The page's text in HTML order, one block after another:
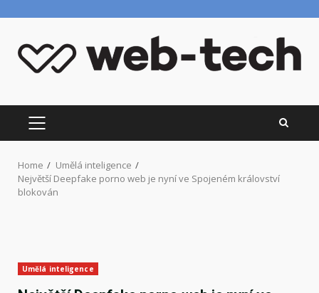
content
PRIMARY
MENU
Home
Umělá inteligence
Největší Deepfake porno web je nyní ve Spojeném království
blokován
Umělá inteligence